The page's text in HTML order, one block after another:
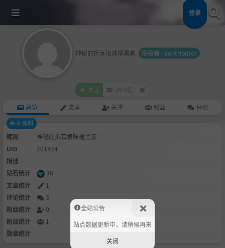
登录
神秘的折耳根味褪黑素 投稿者 - contributor
关注 站内信
总览 文章 关注 粉丝
评论
基本资料
昵称
神秘的折耳根味褪黑素
UID
201824
描述
钻石统计
38
文章统计
1
评论统计
3
粉丝统计
0
粉丝统计
1
勋章统计
全站公告
站点数据更新中，请稍候再来
关闭